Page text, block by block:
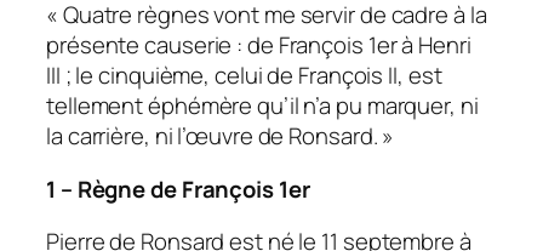
« Quatre règnes vont me servir de cadre à la
présente causerie : de François 1er à Henri
III ; le cinquième, celui de François II, est
tellement éphémère qu’il n’a pu marquer, ni
la carrière, ni l’œuvre de Ronsard. »
1 – Règne de François 1er
Pierre de Ronsard est né le 11 septembre à